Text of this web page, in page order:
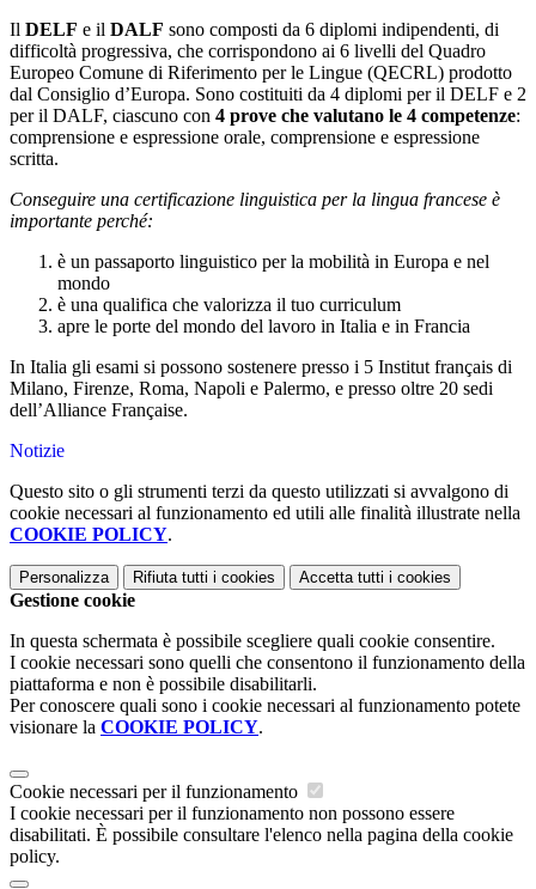
Il DELF e il DALF sono composti da 6 diplomi indipendenti, di
difficoltà progressiva, che corrispondono ai 6 livelli del Quadro
Europeo Comune di Riferimento per le Lingue (QECRL) prodotto
dal Consiglio d’Europa. Sono costituiti da 4 diplomi per il DELF e 2
per il DALF, ciascuno con 4 prove che valutano le 4 competenze:
comprensione e espressione orale, comprensione e espressione
scritta.
Conseguire una certificazione linguistica per la lingua francese è
importante perché:
è un passaporto linguistico per la mobilità in Europa e nel
mondo
è una qualifica che valorizza il tuo curriculum
apre le porte del mondo del lavoro in Italia e in Francia
In Italia gli esami si possono sostenere presso i 5 Institut français di
Milano, Firenze, Roma, Napoli e Palermo, e presso oltre 20 sedi
dell’Alliance Française.
Notizie
Questo sito o gli strumenti terzi da questo utilizzati si avvalgono di
cookie necessari al funzionamento ed utili alle finalità illustrate nella
COOKIE POLICY.
Personalizza Rifiuta tutti i cookies Accetta tutti i cookies
Gestione cookie
In questa schermata è possibile scegliere quali cookie consentire.
I cookie necessari sono quelli che consentono il funzionamento della
piattaforma e non è possibile disabilitarli.
Per conoscere quali sono i cookie necessari al funzionamento potete
visionare la COOKIE POLICY.
Cookie necessari per il funzionamento
I cookie necessari per il funzionamento non possono essere
disabilitati. È possibile consultare l'elenco nella pagina della cookie
policy.